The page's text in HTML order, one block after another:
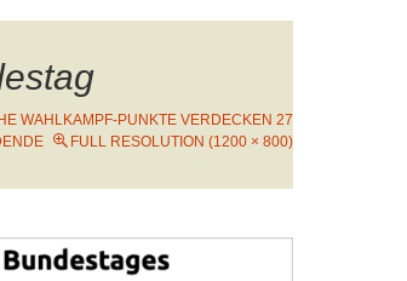
WAHLKAMPF-PUNKTE VERDECKEN 27
FULL RESOLUTION (1200 × 800)